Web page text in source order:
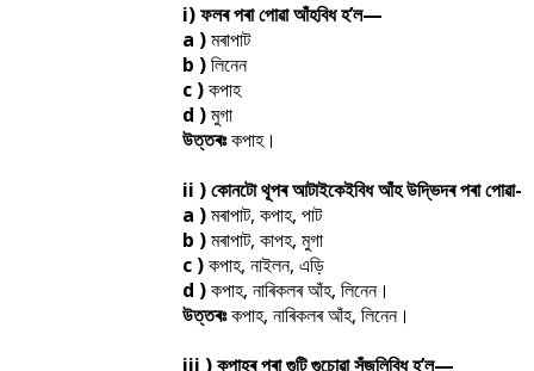
i) ফলৰ পৰা পােৱা আঁহবিধ হ’ল—
a )মৰাপাট
b )লিনেন
c )কপাহ
d )মুগা
উত্তৰঃকপাহ।
ii ) কোনটো থূপৰ আটাইকেইবিধ আঁহ উদ্ভিদৰ পৰা পােৱা-
a )মৰাপাট, কপাহ, পাট
b )মৰাপাট, কাপহ, মুগা
c )কপাহ, নাইলন, এড়ি
d )কপাহ, নাৰিকলৰ আঁহ, লিনেন।
উত্তৰঃকপাহ, নাৰিকলৰ আঁহ, লিনেন।
iii ) কপাহৰ পৰা গুটি গুচোৱা সঁজুলিবিধ হ’ল—